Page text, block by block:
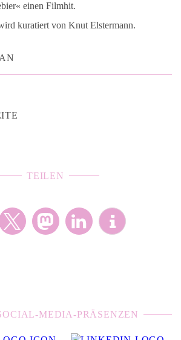
einen Filmhit.
kuratiert von Knut Elstermann.
TEILEN
MEDIA-PRÄSENZEN